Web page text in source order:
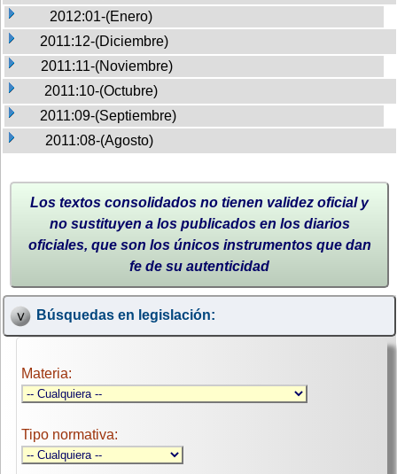
2012:01-(Enero)
2011:12-(Diciembre)
2011:11-(Noviembre)
2011:10-(Octubre)
2011:09-(Septiembre)
2011:08-(Agosto)
Los textos consolidados no tienen validez oficial y
no sustituyen a los publicados en los diarios
oficiales, que son los únicos instrumentos que dan
fe de su autenticidad
Búsquedas en legislación:
Materia:
Tipo normativa: